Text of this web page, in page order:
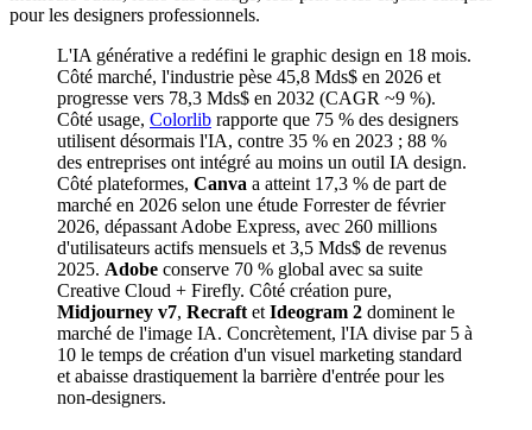
pour les designers professionnels.
L'IA générative a redéfini le graphic design en 18 mois.
Côté marché, l'industrie pèse 45,8 Mds$ en 2026 et
progresse vers 78,3 Mds$ en 2032 (CAGR ~9 %).
Côté usage, Colorlib rapporte que 75 % des designers
utilisent désormais l'IA, contre 35 % en 2023 ; 88 %
des entreprises ont intégré au moins un outil IA design.
Côté plateformes, Canva a atteint 17,3 % de part de
marché en 2026 selon une étude Forrester de février
2026, dépassant Adobe Express, avec 260 millions
d'utilisateurs actifs mensuels et 3,5 Mds$ de revenus
2025. Adobe conserve 70 % global avec sa suite
Creative Cloud + Firefly. Côté création pure,
Midjourney v7, Recraft et Ideogram 2 dominent le
marché de l'image IA. Concrètement, l'IA divise par 5 à
10 le temps de création d'un visuel marketing standard
et abaisse drastiquement la barrière d'entrée pour les
non-designers.